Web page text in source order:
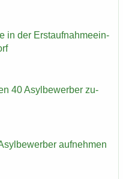
in der Erst­auf­nah­me­ein­
40 Asyl­be­wer­ber zu­
auf­neh­men